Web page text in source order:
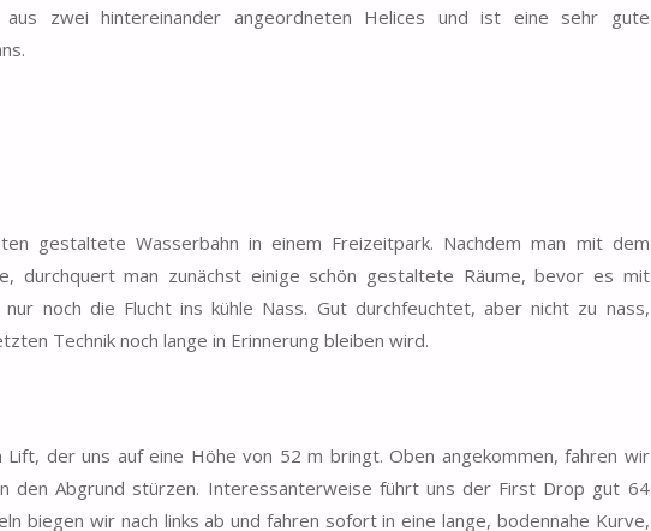
zwei hintereinander angeordneten Helices und ist eine sehr gute
gestaltete Wasserbahn in einem Freizeitpark. Nachdem man mit dem
durchquert man zunächst einige schön gestaltete Räume, bevor es mit
noch die Flucht ins kühle Nass. Gut durchfeuchtet, aber nicht zu nass,
Technik noch lange in Erinnerung bleiben wird.
der uns auf eine Höhe von 52 m bringt. Oben angekommen, fahren wir
den Abgrund stürzen. Interessanterweise führt uns der First Drop gut 64
biegen wir nach links ab und fahren sofort in eine lange, bodennahe Kurve,